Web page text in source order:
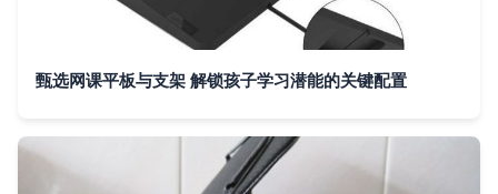
甄选网课平板与支架 解锁孩子学习潜能的关键配置